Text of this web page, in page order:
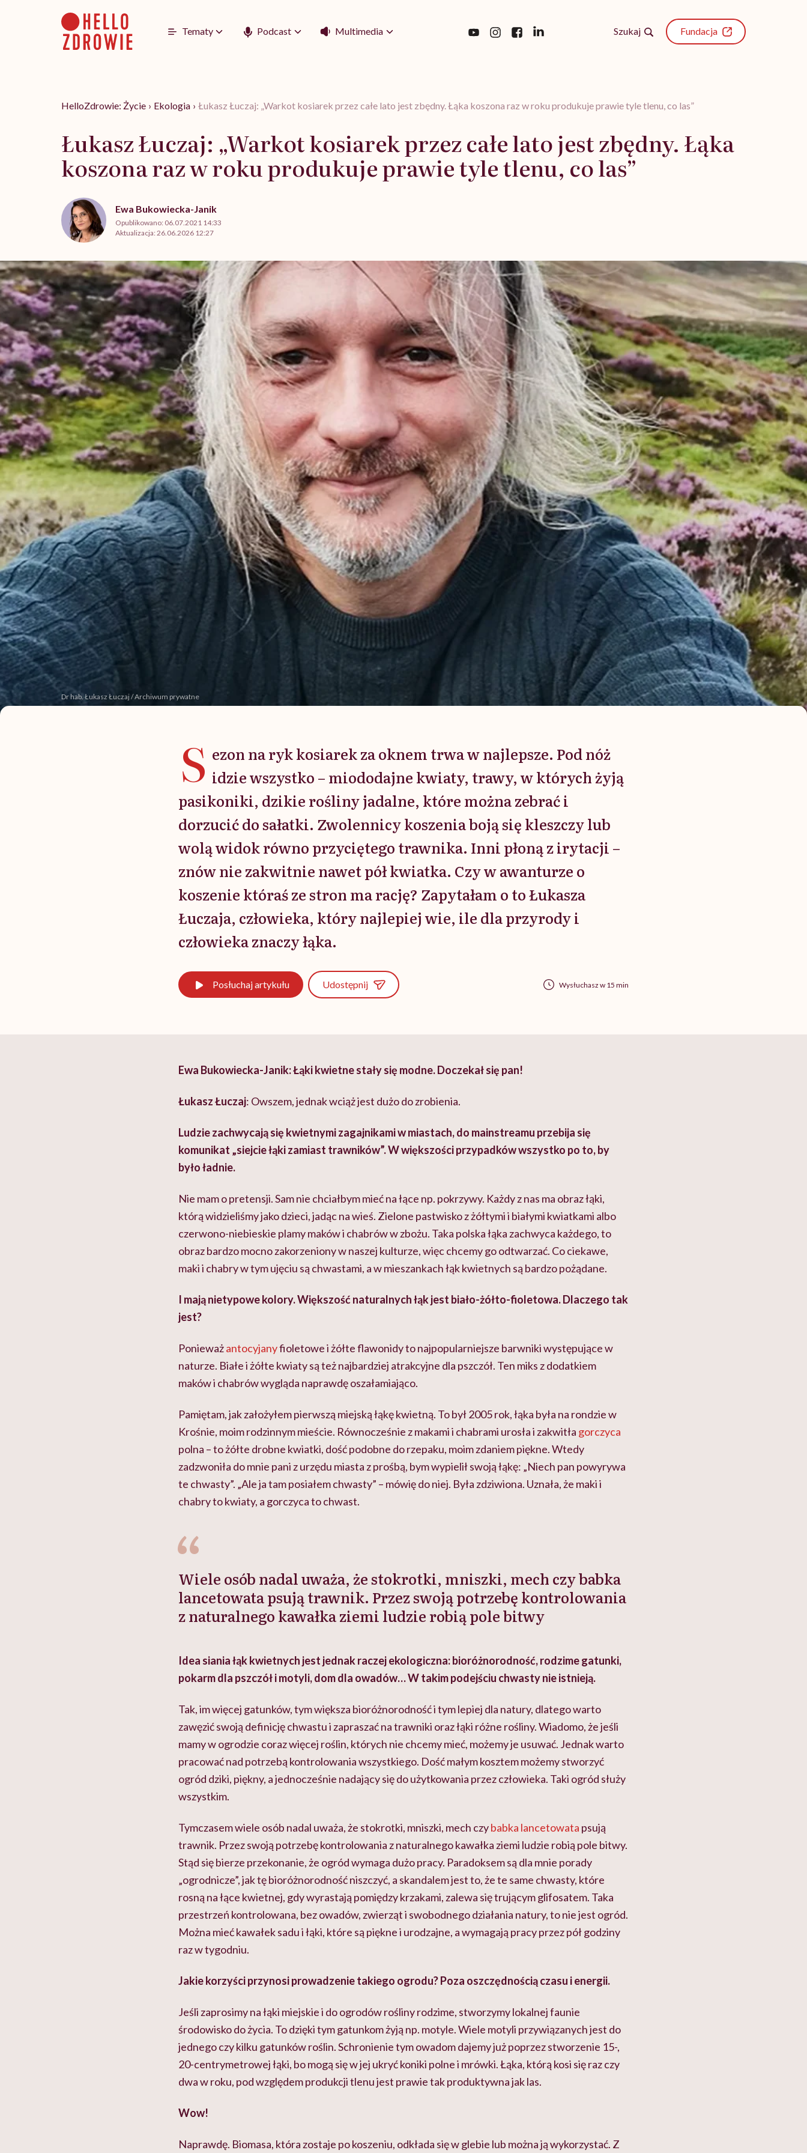
Tematy Podcast Multimedia Szukaj Fundacja
HelloZdrowie: Życie › Ekologia › Łukasz Łuczaj: „Warkot kosiarek przez całe lato jest zbędny. Łąka koszona raz w roku produkuje prawie tyle tlenu, co las”
Łukasz Łuczaj: „Warkot kosiarek przez całe lato jest zbędny. Łąka
koszona raz w roku produkuje prawie tyle tlenu, co las”
Ewa Bukowiecka-Janik
Opublikowano: 06.07.2021 14:33
Aktualizacja:26.06.2026 12:27
Dr hab. Łukasz Łuczaj / Archiwum prywatne
S ezon na ryk kosiarek za oknem trwa w najlepsze. Pod nóż
idzie wszystko – miododajne kwiaty, trawy, w których żyją
pasikoniki, dzikie rośliny jadalne, które można zebrać i
dorzucić do sałatki. Zwolennicy koszenia boją się kleszczy lub
wolą widok równo przyciętego trawnika. Inni płoną z irytacji –
znów nie zakwitnie nawet pół kwiatka. Czy w awanturze o
koszenie któraś ze stron ma rację? Zapytałam o to Łukasza
Łuczaja, człowieka, który najlepiej wie, ile dla przyrody i
człowieka znaczy łąka.
Posłuchajartykułu Udostępnij Wysłuchasz w 15 min
Ewa Bukowiecka-Janik: Łąki kwietne stały się modne. Doczekał się pan!
Łukasz Łuczaj: Owszem, jednak wciąż jest dużo do zrobienia.
Ludzie zachwycają się kwietnymi zagajnikami w miastach, do mainstreamu przebija się
komunikat „siejcie łąki zamiast trawników”. W większości przypadków wszystko po to, by
było ładnie.
Nie mam o pretensji. Sam nie chciałbym mieć na łące np. pokrzywy. Każdy z nas ma obraz łąki,
którą widzieliśmy jako dzieci, jadąc na wieś. Zielone pastwisko z żółtymi i białymi kwiatkami albo
czerwono-niebieskie plamy maków i chabrów w zbożu. Taka polska łąka zachwyca każdego, to
obraz bardzo mocno zakorzeniony w naszej kulturze, więc chcemy go odtwarzać. Co ciekawe,
maki i chabry w tym ujęciu są chwastami, a w mieszankach łąk kwietnych są bardzo pożądane.
I mają nietypowe kolory. Większość naturalnych łąk jest biało-żółto-fioletowa. Dlaczego tak
jest?
Ponieważantocyjanyfioletowe i żółte flawonidy to najpopularniejsze barwniki występujące w
naturze. Białe i żółte kwiaty są też najbardziej atrakcyjne dla pszczół. Ten miks z dodatkiem
maków i chabrów wygląda naprawdę oszałamiająco.
Pamiętam, jak założyłem pierwszą miejską łąkę kwietną. To był 2005 rok, łąka była na rondzie w
Krośnie, moim rodzinnym mieście. Równocześnie z makami i chabrami urosła i zakwitła gorczyca
polna – to żółte drobne kwiatki, dość podobne do rzepaku, moim zdaniem piękne. Wtedy
zadzwoniła do mnie pani z urzędu miasta z prośbą, bym wypielił swoją łąkę: „Niech pan powyrywa
te chwasty”. „Ale ja tam posiałem chwasty” – mówię do niej. Była zdziwiona. Uznała, że maki i
chabry to kwiaty, a gorczyca to chwast.
Wiele osób nadal uważa, że stokrotki, mniszki, mech czy babka
lancetowata psują trawnik. Przez swoją potrzebę kontrolowania
z naturalnego kawałka ziemi ludzie robią pole bitwy
Idea siania łąk kwietnych jest jednak raczej ekologiczna: bioróżnorodność, rodzime gatunki,
pokarm dla pszczół i motyli, dom dla owadów…W takim podejściu chwasty nie istnieją.
Tak, im więcej gatunków, tym większa bioróżnorodność i tym lepiej dla natury, dlatego warto
zawęzić swoją definicję chwastu i zapraszać na trawniki oraz łąki różne rośliny. Wiadomo, że jeśli
mamy w ogrodzie coraz więcej roślin, których nie chcemy mieć, możemy je usuwać. Jednak warto
pracować nad potrzebą kontrolowania wszystkiego. Dość małym kosztem możemy stworzyć
ogród dziki, piękny, a jednocześnie nadający się do użytkowania przez człowieka. Taki ogród służy
wszystkim.
Tymczasem wiele osób nadal uważa, że stokrotki, mniszki, mech czybabka lancetowata psują
trawnik. Przez swoją potrzebę kontrolowania z naturalnego kawałka ziemi ludzie robią pole bitwy.
Stąd się bierze przekonanie, że ogród wymaga dużo pracy. Paradoksem są dla mnie porady
„ogrodnicze”, jak tę bioróżnorodność niszczyć, a skandalem jest to, że te same chwasty, które
rosną na łące kwietnej, gdy wyrastają pomiędzy krzakami, zalewa się trującym glifosatem. Taka
przestrzeń kontrolowana, bez owadów, zwierząt i swobodnego działania natury, to nie jest ogród.
Można mieć kawałek sadu i łąki, które są piękne i urodzajne, a wymagają pracy przez pół godziny
raz w tygodniu.
Jakie korzyści przynosi prowadzenie takiego ogrodu? Poza oszczędnością czasu i energii.
Jeśli zaprosimy na łąki miejskie i do ogrodów rośliny rodzime, stworzymy lokalnej faunie
środowisko do życia. To dzięki tym gatunkom żyją np. motyle. Wiele motyli przywiązanych jest do
jednego czy kilku gatunków roślin. Schronienie tym owadom dajemy już poprzez stworzenie 15-,
20-centrymetrowej łąki, bo mogą się w jej ukryć koniki polne i mrówki. Łąka, którą kosi się raz czy
dwa w roku, pod względem produkcji tlenu jest prawie tak produktywna jak las.
Wow!
Naprawdę. Biomasa, która zostaje po koszeniu, odkłada się w glebie lub można ją wykorzystać. Z